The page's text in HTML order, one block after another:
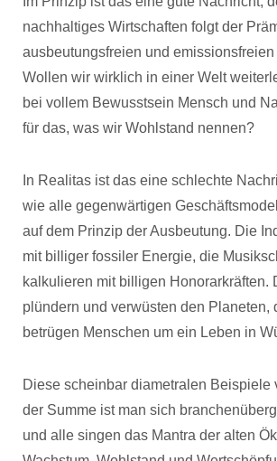
nachhaltiges Wirtschaften folgt der
ausbeutungsfreien und emissionsfreien
Wollen wir wirklich in einer Welt
bei vollem Bewusstsein Mensch und
für das, was wir Wohlstand nennen?
In Realitas ist das eine schlechte
wie alle gegenwärtigen
auf dem Prinzip der Ausbeutung. Die
mit billiger fossiler Energie, die
kalkulieren mit billigen Honorarkräften.
plündern und verwüsten den Planeten,
betrügen Menschen um ein Leben in
Diese scheinbar diametralen Beispiele
der Summe ist man sich
und alle singen das Mantra der alten